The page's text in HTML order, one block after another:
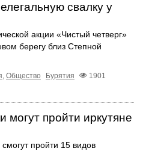
свалку у
акции «Чистый четверг»
берегу близ Степной
, Общество Бурятия
1901
могут пройти иркутяне
пройти 15 видов